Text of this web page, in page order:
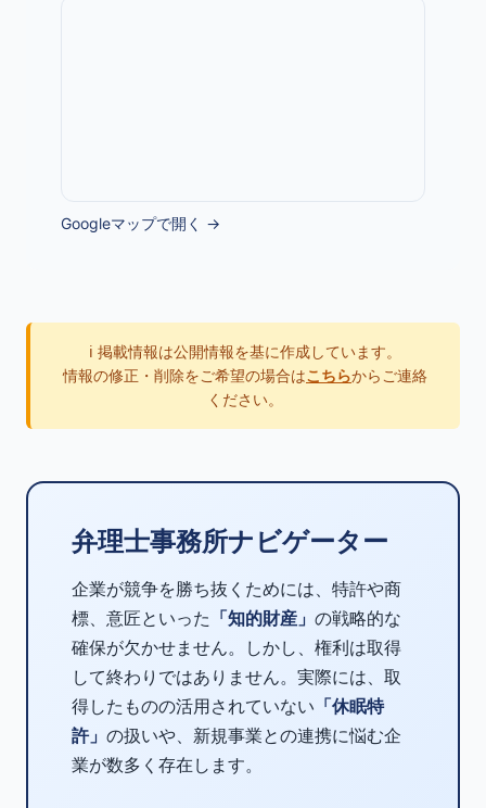
Googleマップで開く →
ℹ️ 掲載情報は公開情報を基に作成しています。
情報の修正・削除をご希望の場合はこちらからご連絡
ください。
弁理士事務所ナビゲーター
企業が競争を勝ち抜くためには、特許や商
標、意匠といった 「知的財産」 の戦略的な
確保が欠かせません。しかし、権利は取得
して終わりではありません。実際には、取
得したものの活用されていない 「休眠特
許」 の扱いや、新規事業との連携に悩む企
業が数多く存在します。